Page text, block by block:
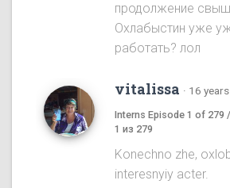
продолжение
Охлабыстин уже
работать? лол
vitalissa · 16
Interns Episode 1 of 279
1 из 279
Konechno zhe,
interesnyiy acter.